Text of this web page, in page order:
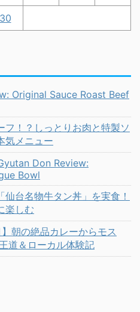
30
Original Sauce Roast Beef
フ！？しっとりお肉と特製ソ
気メニュー
Don Review:
Bowl
仙台名物牛タン丼」を実食！
楽しむ
朝の絶品カレーからモス
道＆ローカル体験記